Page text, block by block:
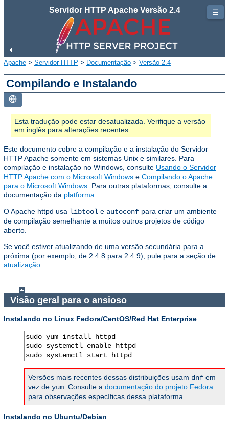
Servidor HTTP Apache Versão 2.4
Apache > Servidor HTTP > Documentação > Versão 2.4
Compilando e Instalando
Esta tradução pode estar desatualizada. Verifique a versão
em inglês para alterações recentes.
Este documento cobre a compilação e a instalação do Servidor
HTTP Apache somente em sistemas Unix e similares. Para
compilação e instalação no Windows, consulte Usando o Servidor
HTTP Apache com o Microsoft Windows e Compilando o Apache
para o Microsoft Windows . Para outras plataformas, consulte a
documentação da platforma
O Apache httpd usa libtool e autoconf para criar um ambiente
de compilação semelhante a muitos outros projetos de código
aberto.
Se você estiver atualizando de uma versão secundária para a
próxima (por exemplo, de 2.4.8 para 2.4.9), pule para a seção de
atualização
Visão geral para o ansioso
Instalando no Linux Fedora/CentOS/Red Hat Enterprise
sudo yum install httpd
sudo systemctl enable httpd
sudo systemctl start httpd
Versões mais recentes dessas distribuições usam dnf em
vez de yum . Consulte a documentação do projeto Fedora
para observações específicas dessa plataforma.
Instalando no Ubuntu/Debian
☰